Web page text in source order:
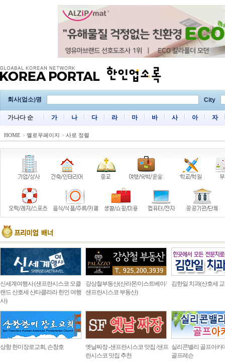
회사(업소)명 City
가나다 순 가 나 다 라 마 바 사 아 자
HOME > 옐로우페이지 > 사로 정렬
신세계여행사 (샌프란시스코 오클
랜드 산호세 산타클라라 한인 여행
사)
강상철부동산(산라몬/이스트베이/
샌프란시스코 부동산)
김한일 치과(산호세
상항 한미장로교회, 손창호
옛날짜장 -샌프란시스코 맛집 /샌프
란시스코 맛집 추천
실리콘밸리 골프아카
골프레슨